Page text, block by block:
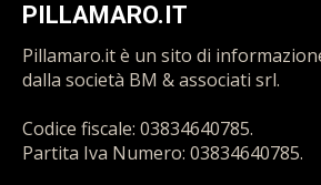
PILLAMARO.IT
Pillamaro.it è un sito di
dalla società BM & associati srl.
Codice fiscale: 03834640785.
Partita Iva Numero: 03834640785.